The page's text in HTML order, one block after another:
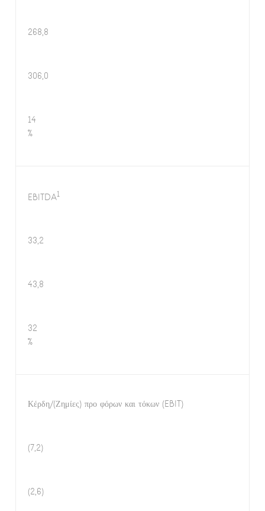
268,8
306,0
14
%
EBITDA1
33,2
43,8
32
%
Κέρδη/(Ζημίες) προ φόρων και τόκων (EBIT)
(7,2)
(2,6)